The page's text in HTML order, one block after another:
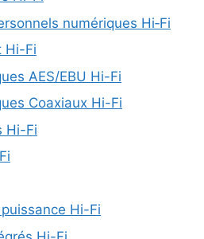
numériques Hi‑Fi
Hi-Fi
AES/EBU Hi-Fi
Coaxiaux Hi-Fi
Hi-Fi
Hi-Fi